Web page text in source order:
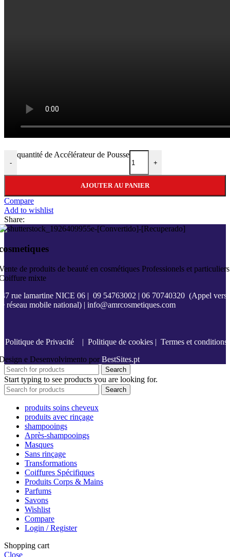
-
quantité de Accélérateur de Pousse
+
AJOUTER AU PANIER
Compare
Add to wishlist
Share:
de produits de beauté en cosmétiques Professionels et particuliers
mixte
47 rue lamartine NICE 06 | 09 54763002 | 06 70740320 (Appel vers
réseau mobile national) | info@amrcosmetiques.com
Politique de Privacité | Politique de cookies | Termes et conditions
e Desenvolvimento por BestSites.pt
Search
Start typing to see products you are looking for.
Search
produits soins cheveux
produits avec rinçage
shampooings
Après-shampooings
Masques
Sans rinçage
Transformations
Coiffures Spécifiques
Produits Corps & Mains
Parfums
Savons
Wishlist
Compare
Login / Register
Shopping cart
Close